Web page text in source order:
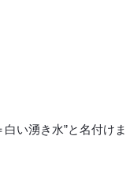
い湧き水”と名付けま